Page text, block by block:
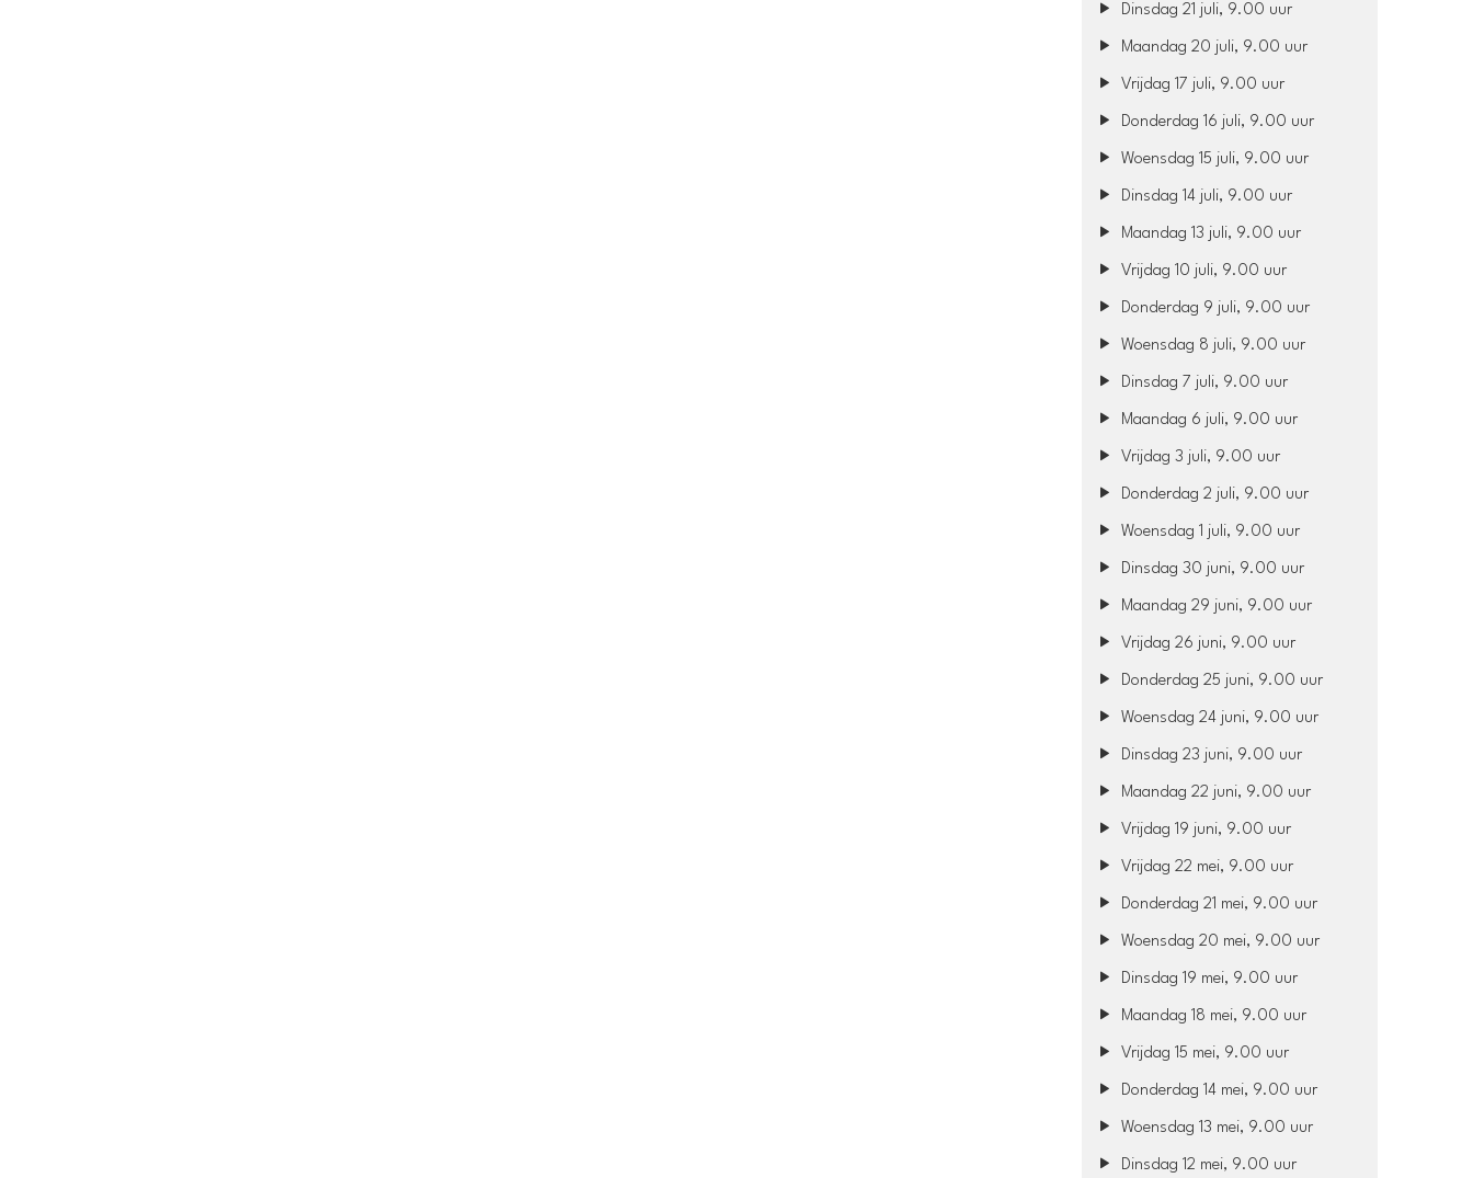
Dinsdag 21 juli, 9.00 uur
Maandag 20 juli, 9.00 uur
Vrijdag 17 juli, 9.00 uur
Donderdag 16 juli, 9.00 uur
Woensdag 15 juli, 9.00 uur
Dinsdag 14 juli, 9.00 uur
Maandag 13 juli, 9.00 uur
Vrijdag 10 juli, 9.00 uur
Donderdag 9 juli, 9.00 uur
Woensdag 8 juli, 9.00 uur
Dinsdag 7 juli, 9.00 uur
Maandag 6 juli, 9.00 uur
Vrijdag 3 juli, 9.00 uur
Donderdag 2 juli, 9.00 uur
Woensdag 1 juli, 9.00 uur
Dinsdag 30 juni, 9.00 uur
Maandag 29 juni, 9.00 uur
Vrijdag 26 juni, 9.00 uur
Donderdag 25 juni, 9.00 uur
Woensdag 24 juni, 9.00 uur
Dinsdag 23 juni, 9.00 uur
Maandag 22 juni, 9.00 uur
Vrijdag 19 juni, 9.00 uur
Vrijdag 22 mei, 9.00 uur
Donderdag 21 mei, 9.00 uur
Woensdag 20 mei, 9.00 uur
Dinsdag 19 mei, 9.00 uur
Maandag 18 mei, 9.00 uur
Vrijdag 15 mei, 9.00 uur
Donderdag 14 mei, 9.00 uur
Woensdag 13 mei, 9.00 uur
Dinsdag 12 mei, 9.00 uur